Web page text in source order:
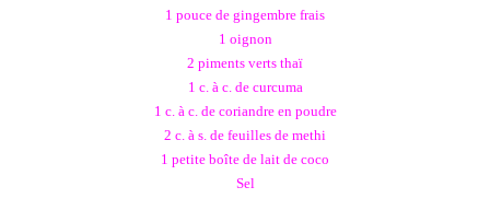
1 pouce de gingembre frais
1 oignon
2 piments verts thaï
1 c. à c. de curcuma
1 c. à c. de coriandre en poudre
2 c. à s. de feuilles de methi
1 petite boîte de lait de coco
Sel